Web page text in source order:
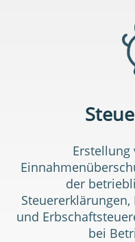
Erstellung
der
und
bei